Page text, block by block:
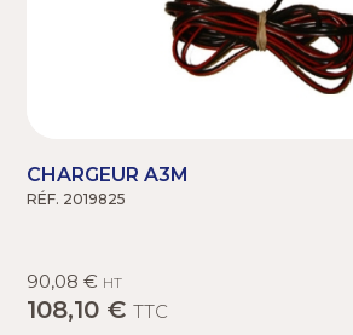
CHARGEUR A3M
RÉF. 2019825
90,08 € HT
108,10 € TTC